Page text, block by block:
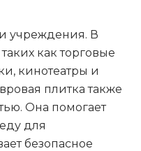
учреждения. В
как торговые
кинотеатры и
плитка также
Она помогает
для
безопасное